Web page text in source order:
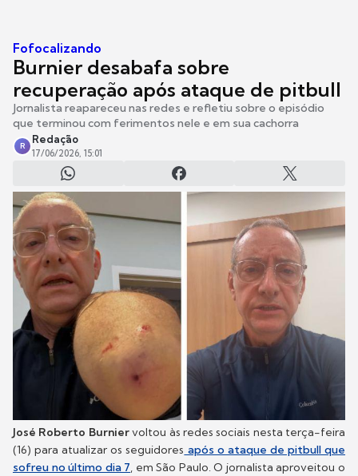
Fofocalizando
Burnier desabafa sobre
recuperação após ataque de pitbull
Jornalista reapareceu nas redes e refletiu sobre o episódio
que terminou com ferimentos nele e em sua cachorra
R
Redação
17/06/2026, 15:01
José Roberto Burniervoltou às redes sociais nesta terça-feira
(16) para atualizar os seguidores após o ataque de pitbull que
sofreu no último dia 7, em São Paulo. O jornalista aproveitou o